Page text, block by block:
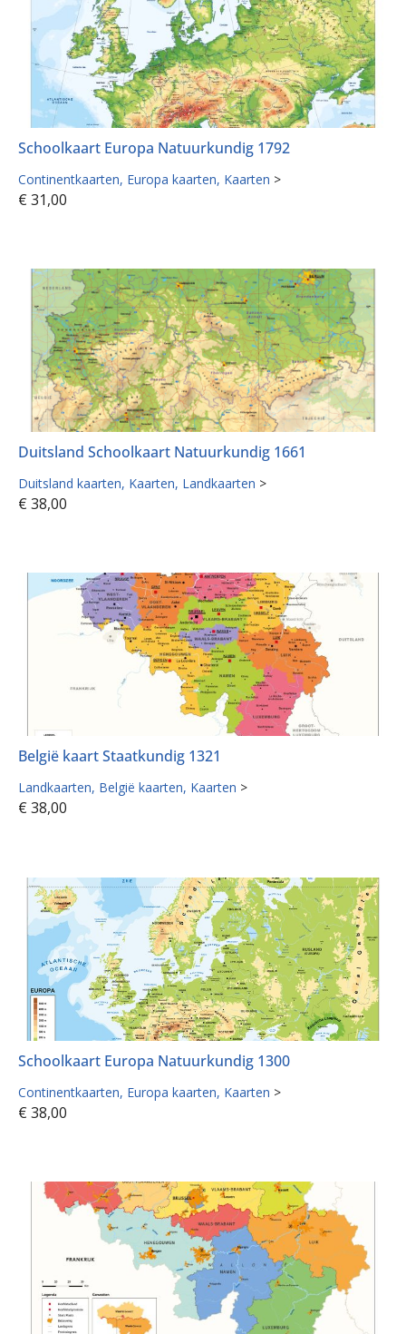
Schoolkaart Europa Natuurkundig 1792
Continentkaarten Europa kaarten Kaarten >
€ 31,00
Duitsland Schoolkaart Natuurkundig 1661
Duitsland kaarten Kaarten Landkaarten >
€ 38,00
België kaart Staatkundig 1321
Landkaarten België kaarten Kaarten >
€ 38,00
Schoolkaart Europa Natuurkundig 1300
Continentkaarten Europa kaarten Kaarten >
€ 38,00